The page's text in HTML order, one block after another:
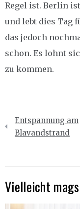
Regel ist. Berlin
und lebt dies Tag
das jedoch
schon. Es lohnt
zu kommen.
Entspannung am
Blavandstrand
Vielleicht